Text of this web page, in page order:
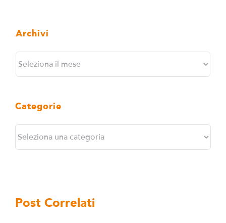
Archivi
Categorie
Categorie
Post Correlati